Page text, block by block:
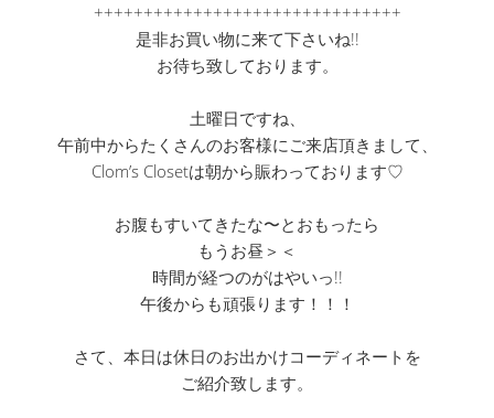
+++++++++++++++++++++++++++++++
是非お買い物に来て下さいね!!
お待ち致しております。
土曜日ですね、
午前中からたくさんのお客様にご来店頂きまして、
Clom’s Closetは朝から賑わっております♡
お腹もすいてきたな〜とおもったら
もうお昼＞＜
時間が経つのがはやいっ!!
午後からも頑張ります！！！
さて、本日は休日のお出かけコーディネートを
ご紹介致します。